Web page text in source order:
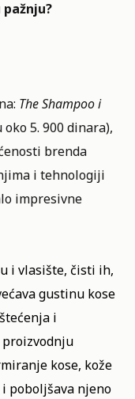
The Shampoo i
5. 900 dinara),
brenda
i tehnologiji
impresivne
i vlasište, čisti ih,
gustinu kose
i
proizvodnju
kose, kože
poboljšava njeno